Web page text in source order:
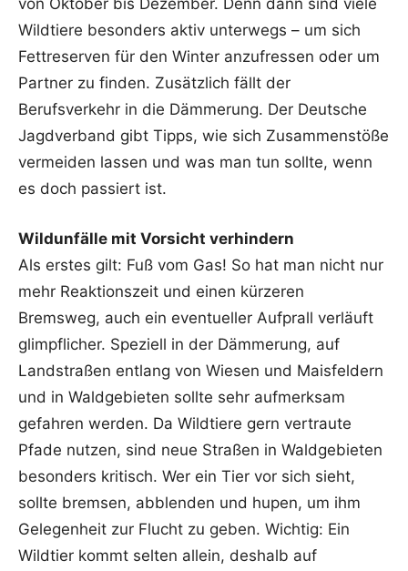
Wildtiere besonders aktiv unterwegs – um sich
Fettreserven für den Winter anzufressen oder um
Partner zu finden. Zusätzlich fällt der
Berufsverkehr in die Dämmerung. Der Deutsche
Jagdverband gibt Tipps, wie sich Zusammenstöße
vermeiden lassen und was man tun sollte, wenn
es doch passiert ist.
Wildunfälle mit Vorsicht verhindern
Als erstes gilt: Fuß vom Gas! So hat man nicht nur
mehr Reaktionszeit und einen kürzeren
Bremsweg, auch ein eventueller Aufprall verläuft
glimpflicher. Speziell in der Dämmerung, auf
Landstraßen entlang von Wiesen und Maisfeldern
und in Waldgebieten sollte sehr aufmerksam
gefahren werden. Da Wildtiere gern vertraute
Pfade nutzen, sind neue Straßen in Waldgebieten
besonders kritisch. Wer ein Tier vor sich sieht,
sollte bremsen, abblenden und hupen, um ihm
Gelegenheit zur Flucht zu geben. Wichtig: Ein
Wildtier kommt selten allein, deshalb auf